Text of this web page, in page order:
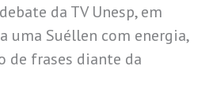
da TV Unesp, em
uma Suéllen com energia,
de frases diante da